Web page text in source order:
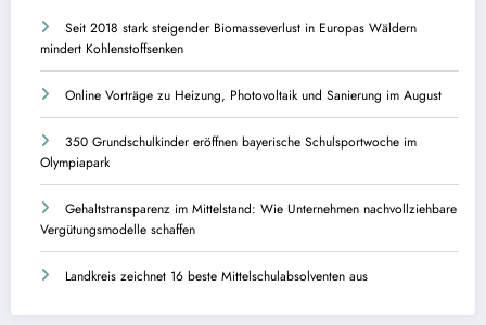
Seit 2018 stark steigender Biomasseverlust in Europas Wäldern
mindert Kohlenstoffsenken
Online Vorträge zu Heizung, Photovoltaik und Sanierung im August
350 Grundschulkinder eröffnen bayerische Schulsportwoche im
Olympiapark
Gehaltstransparenz im Mittelstand: Wie Unternehmen nachvollziehbare
Vergütungsmodelle schaffen
Landkreis zeichnet 16 beste Mittelschulabsolventen aus